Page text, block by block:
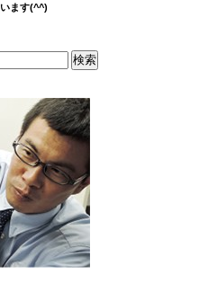
います(^^)